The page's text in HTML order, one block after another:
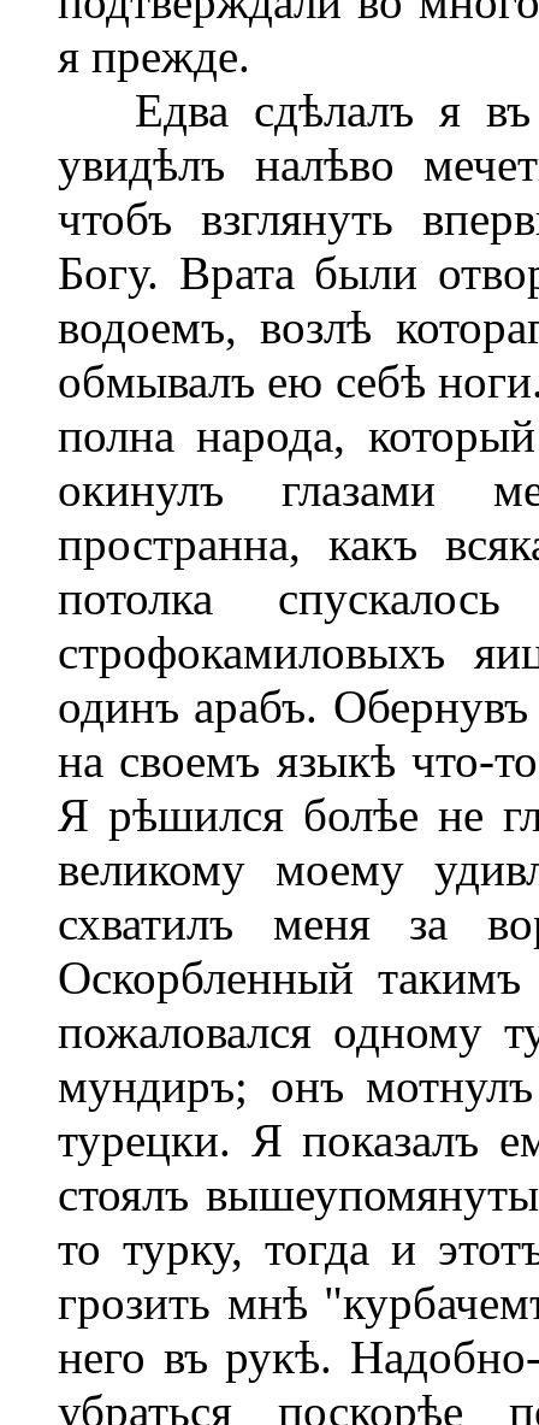
я прежде.
Едва сдѣлалъ я въ
увидѣлъ налѣво
чтобъ взглянуть
Богу. Врата были
водоемъ, возлѣ
обмывалъ ею себѣ
полна народа,
окинулъ глазами
пространна, какъ
потолка
строфокамиловыхъ
одинъ арабъ.
на своемъ языкѣ что-
Я рѣшился болѣе не
великому моему
схватилъ меня за
Оскорбленный
пожаловался одному
мундиръ; онъ
турецки. Я показалъ
стоялъ
то турку, тогда и
грозить мнѣ
него въ рукѣ.
убраться поскорѣе